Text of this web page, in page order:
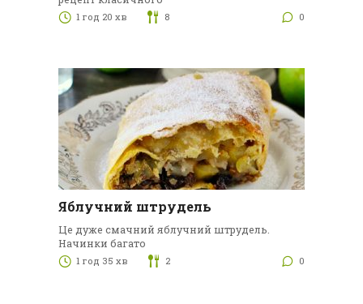
1 год 20 хв 8 0
Яблучний штрудель
Це дуже смачний яблучний штрудель.
Начинки багато
1 год 35 хв 2 0